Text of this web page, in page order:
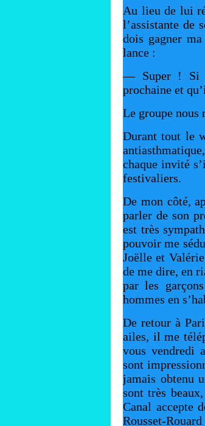
Au lieu de lui
l’assistante de
dois gagner
lance :
— Super ! Si
prochaine et
Le groupe nous
Durant tout le
chaque invité
festivaliers.
De mon côté,
parler de son
est très
pouvoir me
Joëlle et
de me dire, en
par les
hommes en
De retour à
ailes, il me
vous vendredi
sont
jamais obtenu
sont très
Canal accepte
Rousset-